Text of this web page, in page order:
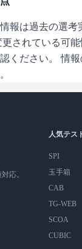
報は過去の選考
されている可
ください。 情
応。
人気テス
SPI
玉手箱
CAB
TG-WEB
SCOA
CUBIC